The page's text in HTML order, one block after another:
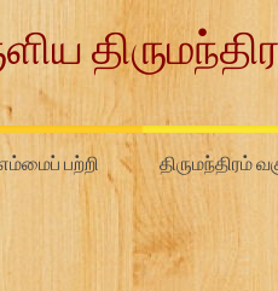
பற்றி திருமந்திரம்